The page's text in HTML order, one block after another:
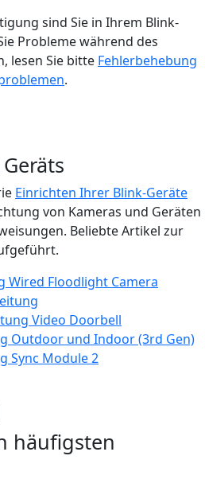
sind Sie in Ihrem Blink-
Probleme während des
lesen Sie bitte Fehlerbehebung
.
Einrichten Ihrer Blink-Geräte
von Kameras und Geräten
Beliebte Artikel zur
Wired Floodlight Camera
Video Doorbell
Outdoor und Indoor (3rd Gen)
Sync Module 2
häufigsten